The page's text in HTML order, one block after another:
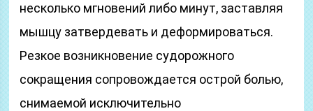
несколько мгновений либо минут, заставляя
мышцу затвердевать и деформироваться.
Резкое возникновение судорожного
сокращения сопровождается острой болью,
снимаемой исключительно